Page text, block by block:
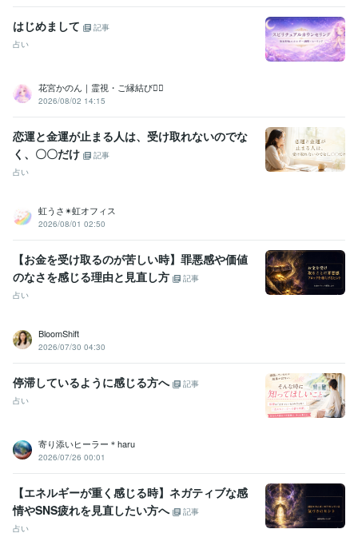
はじめまして
記事
占い
花宮かのん｜霊視・ご縁結び❁⃘
2026/08/02 14:15
恋運と金運が止まる人は、受け取れないのでな
く、〇〇だけ
記事
占い
虹うさ✴︎虹オフィス
2026/08/01 02:50
【お金を受け取るのが苦しい時】罪悪感や価値
のなさを感じる理由と見直し方
記事
占い
BloomShift
2026/07/30 04:30
停滞しているように感じる方へ
記事
占い
寄り添いヒーラー＊haru
2026/07/26 00:01
【エネルギーが重く感じる時】ネガティブな感
情やSNS疲れを見直したい方へ
記事
占い